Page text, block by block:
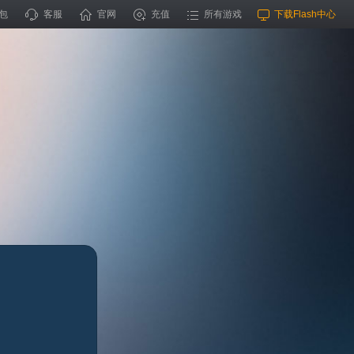
下载Flash中心
所有游戏
充值
官网
客服